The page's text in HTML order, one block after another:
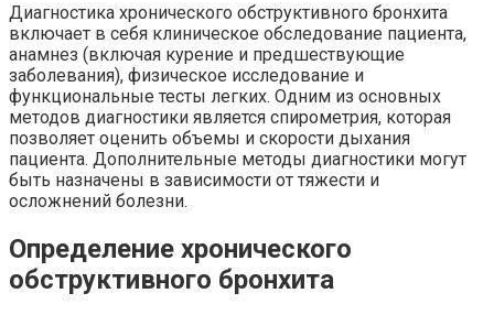
Диагностика хронического обструктивного бронхита
включает в себя клиническое обследование пациента,
анамнез (включая курение и предшествующие
заболевания), физическое исследование и
функциональные тесты легких. Одним из основных
методов диагностики является спирометрия, которая
позволяет оценить объемы и скорости дыхания
пациента. Дополнительные методы диагностики могут
быть назначены в зависимости от тяжести и
осложнений болезни.
Определение хронического
обструктивного бронхита